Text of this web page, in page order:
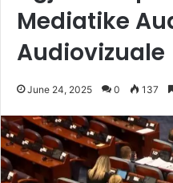
Mediatike
Audiovizuale
June 24, 2025 0 137